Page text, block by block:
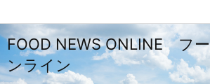
FOOD NEWS ONLINE フ
ンライン